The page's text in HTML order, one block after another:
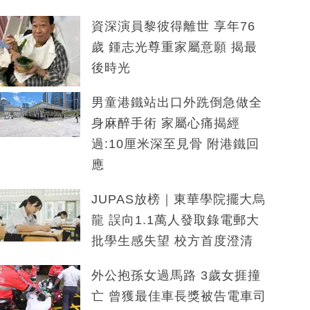
資深演員黎彼得離世 享年76
歲 鍾志光尊重家屬意願 揭最
後時光
男童港鐵站出口外跣倒急做全
身麻醉手術 家屬心痛揭經
過:10厘米深至見骨 附港鐵回
應
JUPAS放榜｜東華學院擺大烏
龍 誤向1.1萬人發取錄電郵大
批學生感失望 校方首度澄清
外公抱孫女過馬路 3歲女捱撞
亡 曾獲最佳車長獎被告電車司